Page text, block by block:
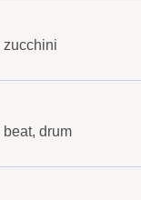
zucchini
beat, drum